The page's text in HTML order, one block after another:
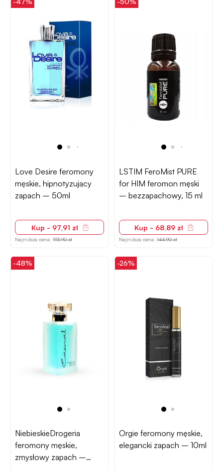
Love Desire feromony
męskie, hipnotyzujący
zapach – 50ml
Kup - 97,91 zł
Najniższa cena: 193,90 zł
LSTIM FeroMist PURE
for HIM feromon męski
– bezzapachowy, 15 ml
Kup - 68,89 zł
Najniższa cena: 144,90 zł
-48%
NiebieskieDrogeria
feromony męskie,
zmysłowy zapach –
-26%
Orgie feromony męskie,
elegancki zapach – 10ml